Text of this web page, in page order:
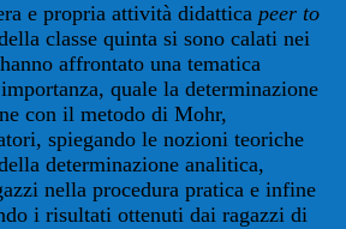
e propria attività didattica peer to
classe quinta si sono calati nei
affrontato una tematica
quale la determinazione
con il metodo di Mohr,
spiegando le nozioni teoriche
determinazione analitica,
nella procedura pratica e infine
i risultati ottenuti dai ragazzi di